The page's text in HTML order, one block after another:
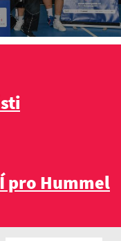
pro Hummel